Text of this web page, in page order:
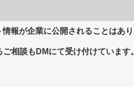
報が企業に公開されることはあり
相談もDMにて受け付けています。